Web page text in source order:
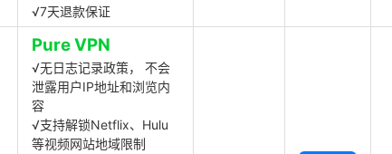
√7天退款保证
Pure VPN
√无日志记录政策， 不会
泄露用户IP地址和浏览内
容
√支持解锁Netflix、Hulu
等视频网站地域限制